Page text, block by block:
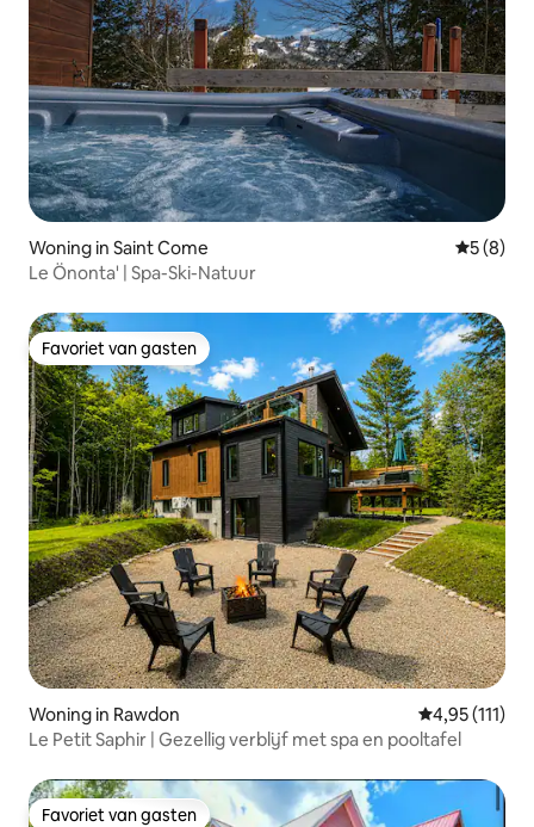
Woning in Saint Come
5 (8)
Le Önonta' | Spa-Ski-Natuur
Favoriet van gasten
Favoriet van gasten
Woning in Rawdon Gemiddelde
4,95 (111)
Le Petit Saphir | Gezellig verblijf met spa en pooltafel
Favoriet van gasten